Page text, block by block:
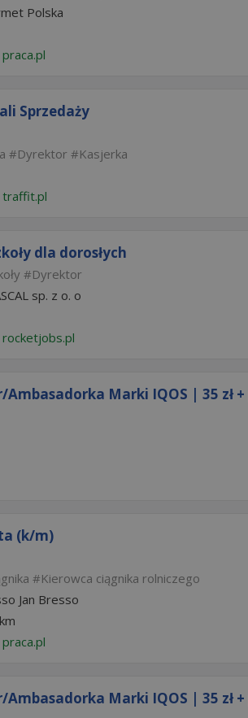
Polska
praca.pl
Sprzedaży
Dyrektor
Kasjerka
traffit.pl
dla dorosłych
Dyrektor
sp. z o. o
rocketjobs.pl
Marki IQOS | 35 zł
(k/m)
Kierowca ciągnika rolniczego
Jan Bresso
praca.pl
Marki IQOS | 35 zł